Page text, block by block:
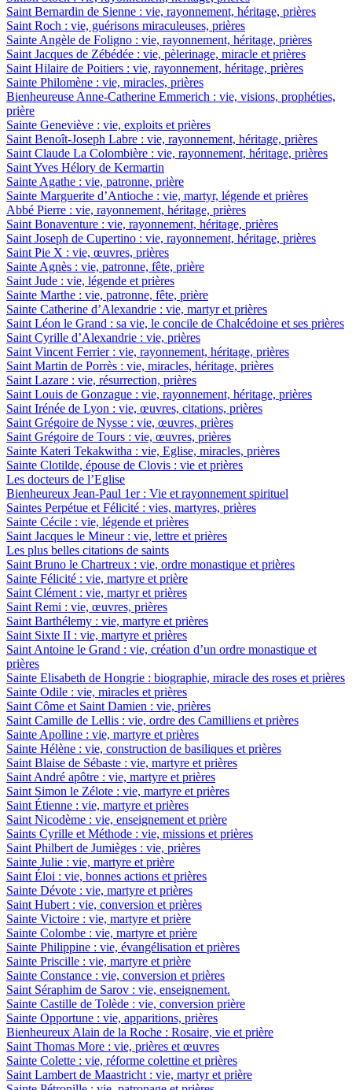
Saint Bernardin de Sienne : vie, rayonnement, héritage, prières
Saint Roch : vie, guérisons miraculeuses, prières
Sainte Angèle de Foligno : vie, rayonnement, héritage, prières
Saint Jacques de Zébédée : vie, pèlerinage, miracle et prières
Saint Hilaire de Poitiers : vie, rayonnement, héritage, prières
Sainte Philomène : vie, miracles, prières
Bienheureuse Anne-Catherine Emmerich : vie, visions, prophéties,
prière
Sainte Geneviève : vie, exploits et prières
Saint Benoît-Joseph Labre : vie, rayonnement, héritage, prières
Saint Claude La Colombière : vie, rayonnement, héritage, prières
Saint Yves Hélory de Kermartin
Sainte Agathe : vie, patronne, prière
Sainte Marguerite d’Antioche : vie, martyr, légende et prières
Abbé Pierre : vie, rayonnement, héritage, prières
Saint Bonaventure : vie, rayonnement, héritage, prières
Saint Joseph de Cupertino : vie, rayonnement, héritage, prières
Saint Pie X : vie, œuvres, prières
Sainte Agnès : vie, patronne, fête, prière
Saint Jude : vie, légende et prières
Sainte Marthe : vie, patronne, fête, prière
Sainte Catherine d’Alexandrie : vie, martyr et prières
Saint Léon le Grand : sa vie, le concile de Chalcédoine et ses prières
Saint Cyrille d’Alexandrie : vie, prières
Saint Vincent Ferrier : vie, rayonnement, héritage, prières
Saint Martin de Porrès : vie, miracles, héritage, prières
Saint Lazare : vie, résurrection, prières
Saint Louis de Gonzague : vie, rayonnement, héritage, prières
Saint Irénée de Lyon : vie, œuvres, citations, prières
Saint Grégoire de Nysse : vie, œuvres, prières
Saint Grégoire de Tours : vie, œuvres, prières
Sainte Kateri Tekakwitha : vie, Eglise, miracles, prières
Sainte Clotilde, épouse de Clovis : vie et prières
Les docteurs de l’Eglise
Bienheureux Jean-Paul 1er : Vie et rayonnement spirituel
Saintes Perpétue et Félicité : vies, martyres, prières
Sainte Cécile : vie, légende et prières
Saint Jacques le Mineur : vie, lettre et prières
Les plus belles citations de saints
Saint Bruno le Chartreux : vie, ordre monastique et prières
Sainte Félicité : vie, martyre et prière
Saint Clément : vie, martyr et prières
Saint Remi : vie, œuvres, prières
Saint Barthélemy : vie, martyre et prières
Saint Sixte II : vie, martyre et prières
Saint Antoine le Grand : vie, création d’un ordre monastique et
prières
Sainte Elisabeth de Hongrie : biographie, miracle des roses et prières
Sainte Odile : vie, miracles et prières
Saint Côme et Saint Damien : vie, prières
Saint Camille de Lellis : vie, ordre des Camilliens et prières
Sainte Apolline : vie, martyre et prières
Sainte Hélène : vie, construction de basiliques et prières
Saint Blaise de Sébaste : vie, martyre et prières
Saint André apôtre : vie, martyre et prières
Saint Simon le Zélote : vie, martyre et prières
Saint Étienne : vie, martyre et prières
Saint Nicodème : vie, enseignement et prière
Saints Cyrille et Méthode : vie, missions et prières
Saint Philbert de Jumièges : vie, prières
Sainte Julie : vie, martyre et prière
Saint Éloi : vie, bonnes actions et prières
Sainte Dévote : vie, martyre et prières
Saint Hubert : vie, conversion et prières
Sainte Victoire : vie, martyre et prière
Sainte Colombe : vie, martyre et prière
Sainte Philippine : vie, évangélisation et prières
Sainte Priscille : vie, martyre et prière
Sainte Constance : vie, conversion et prières
Saint Séraphim de Sarov : vie, enseignement.
Sainte Castille de Tolède : vie, conversion prière
Sainte Opportune : vie, apparitions, prières
Bienheureux Alain de la Roche : Rosaire, vie et prière
Saint Thomas More : vie, prières et œuvres
Sainte Colette : vie, réforme colettine et prières
Saint Lambert de Maastricht : vie, martyr et prière